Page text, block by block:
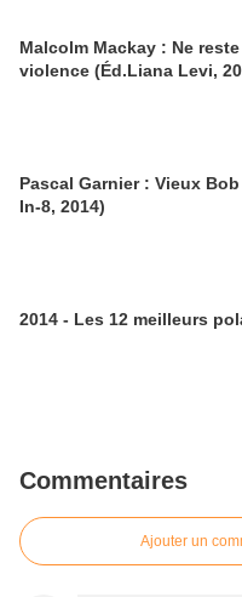
Malcolm Mackay : Ne
violence (Éd.Liana Levi,
Pascal Garnier : Vieux
In-8, 2014)
2014 - Les 12 meilleurs
Commentaires
Ajouter un